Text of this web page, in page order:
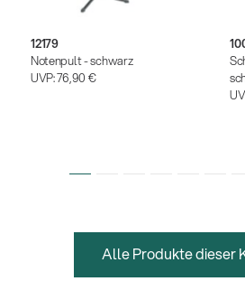
12179
Notenpult - schwarz
UVP:76,90 €
Alle Produkte dieser